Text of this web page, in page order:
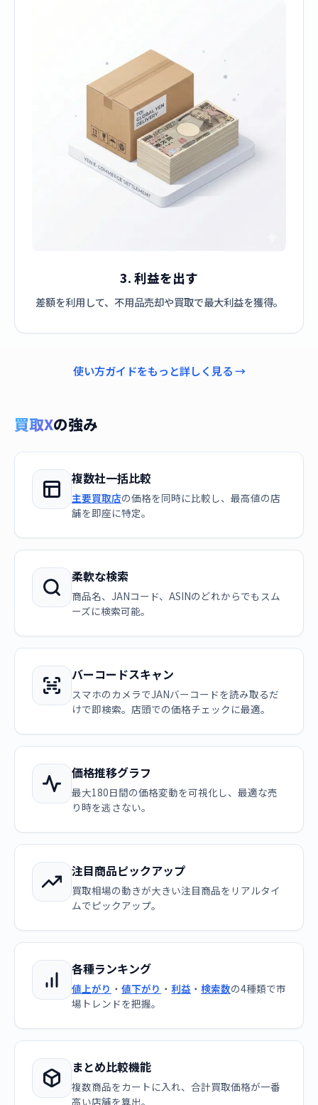
3. 利益を出す
差額を利用して、不用品売却や買取で最大利益を獲得。
使い方ガイドをもっと詳しく見る →
買取Xの強み
複数社一括比較
主要買取店の価格を同時に比較し、最高値の店
舗を即座に特定。
柔軟な検索
商品名、JANコード、ASINのどれからでもスム
ーズに検索可能。
バーコードスキャン
スマホのカメラでJANバーコードを読み取るだ
けで即検索。店頭での価格チェックに最適。
価格推移グラフ
最大180日間の価格変動を可視化し、最適な売
り時を逃さない。
注目商品ピックアップ
買取相場の動きが大きい注目商品をリアルタイ
ムでピックアップ。
各種ランキング
値上がり ・ 値下がり ・ 利益 ・ 検索数の4種類で市
場トレンドを把握。
まとめ比較機能
複数商品をカートに入れ、合計買取価格が一番
高い店舗を算出。